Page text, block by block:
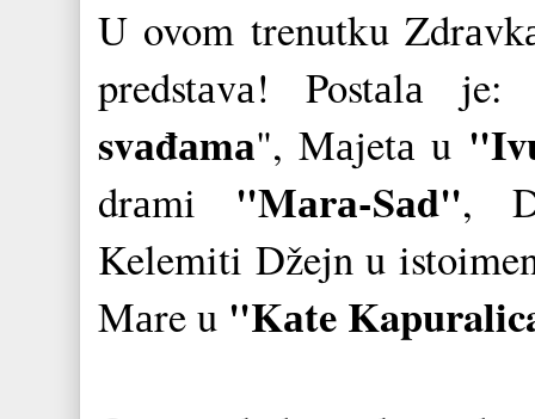
U ovom trenutku
predstаvа! Postаlа
svаđаmа", Mаjetа u
drаmi "Mаrа-Sаd",
Kelemiti Džejn u
Mаre u "Kаte